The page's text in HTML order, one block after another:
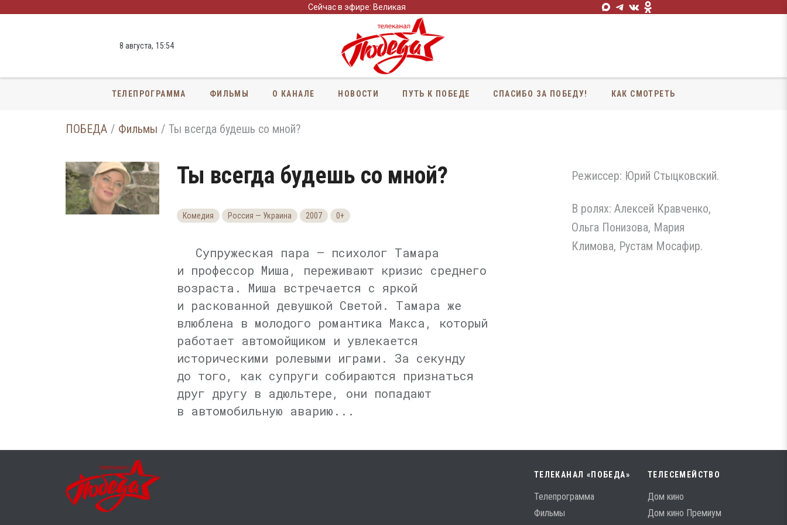
Сейчас в эфире: Великая
8 августа, 15:54
ТЕЛЕПРОГРАММА ФИЛЬМЫ О КАНАЛЕ НОВОСТИ ПУТЬ К ПОБЕДЕ СПАСИБО ЗА ПОБЕДУ! КАК СМОТРЕТЬ
ПОБЕДА Фильмы Ты всегда будешь со мной?
Ты всегда будешь со мной?
Комедия Россия — Украина 2007 0+
Супружеская пара — психолог Тамара
и профессор Миша, переживают кризис среднего
возраста. Миша встречается с яркой
и раскованной девушкой Светой. Тамара же
влюблена в молодого романтика Макса, который
работает автомойщиком и увлекается
историческими ролевыми играми. За секунду
до того, как супруги собираются признаться
друг другу в адюльтере, они попадают
в автомобильную аварию...
Режиссер: Юрий Стыцковский.
В ролях: Алексей Кравченко,
Ольга Понизова, Мария
Климова, Рустам Мосафир.
ТЕЛЕКАНАЛ «ПОБЕДА»
Телепрограмма
Фильмы
ТЕЛЕСЕМЕЙСТВО
Дом кино
Дом кино Премиум